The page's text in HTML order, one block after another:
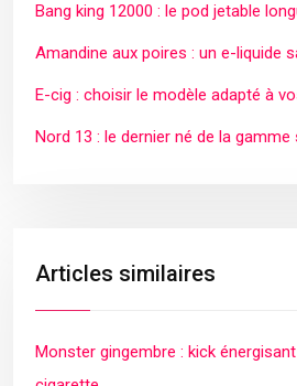
Bang king 12000 : le pod jetable
Amandine aux poires : un e-liquide
E-cig : choisir le modèle adapté à
Nord 13 : le dernier né de la gamme
Articles similaires
Monster gingembre : kick